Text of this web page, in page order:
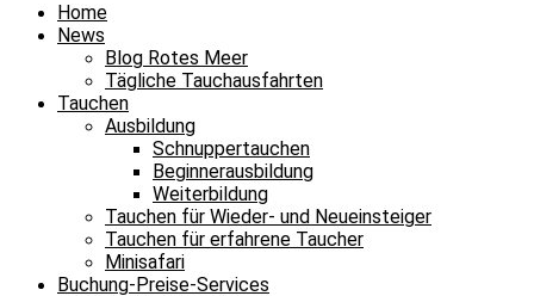
Home
News
Blog Rotes Meer
Tägliche Tauchausfahrten
Tauchen
Ausbildung
Schnuppertauchen
Beginnerausbildung
Weiterbildung
Tauchen für Wieder- und Neueinsteiger
Tauchen für erfahrene Taucher
Minisafari
Buchung-Preise-Services